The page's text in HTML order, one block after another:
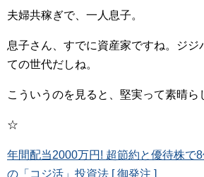
夫婦共稼ぎで、一人息子。
息子さん、すでに資産家ですね。ジジ
ての世代だしね。
こういうのを見ると、堅実って素晴ら
☆
年間配当2000万円! 超節約と優待株で
の「コジ活」投資法 [ 御発注 ]